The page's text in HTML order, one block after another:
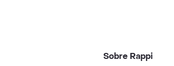
Sobre Rappi